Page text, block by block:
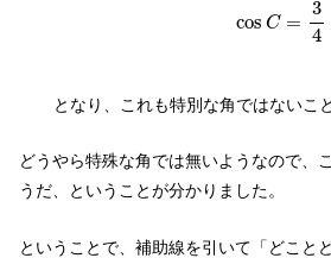
cos C =
3
4
となり、これも特別な角ではないこ
どうやら特殊な角では無いようなので、
うだ、ということが分かりました。
ということで、補助線を引いて「どこと